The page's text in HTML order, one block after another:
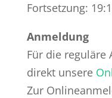
Fortsetzung:
Anmeldung
Für die reguläre
direkt unsere
Zur